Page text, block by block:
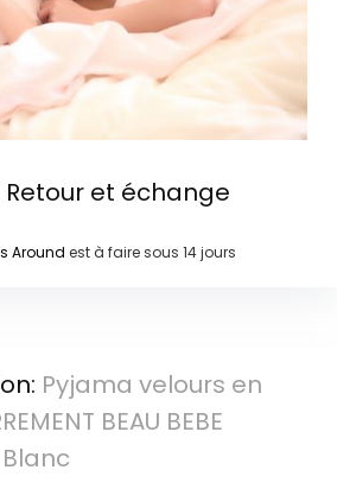
Retour et échange
Around est à faire sous 14 jours
Pyjama velours en
BEAU BEBE
Blanc